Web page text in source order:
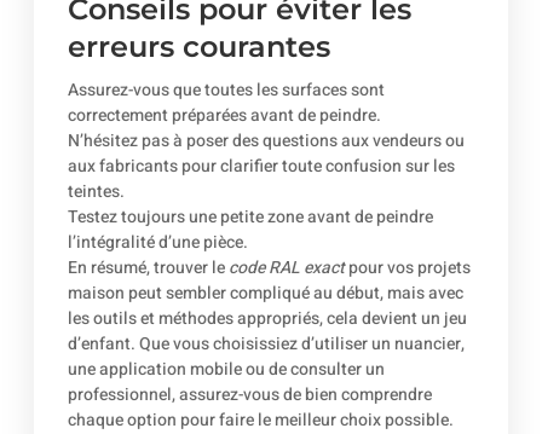
Conseils pour éviter les
erreurs courantes
Assurez-vous que toutes les surfaces sont
correctement préparées avant de peindre.
N’hésitez pas à poser des questions aux vendeurs ou
aux fabricants pour clarifier toute confusion sur les
teintes.
Testez toujours une petite zone avant de peindre
l’intégralité d’une pièce.
En résumé, trouver lecode RAL exactpour vos projets
maison peut sembler compliqué au début, mais avec
les outils et méthodes appropriés, cela devient un jeu
d’enfant. Que vous choisissiez d’utiliser un nuancier,
une application mobile ou de consulter un
professionnel, assurez-vous de bien comprendre
chaque option pour faire le meilleur choix possible.